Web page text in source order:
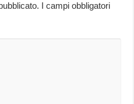
I campi obbligatori